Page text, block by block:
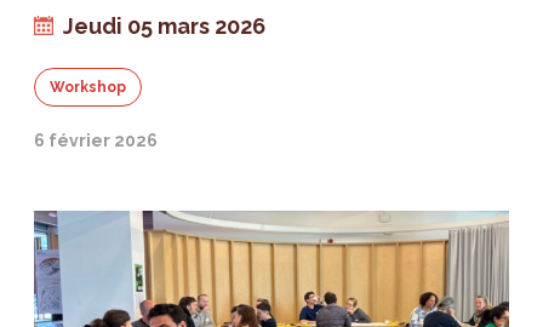
Jeudi 05 mars 2026
Workshop
6 février 2026